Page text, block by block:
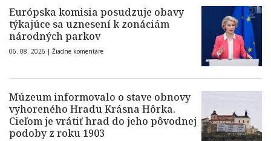
Európska komisia posudzuje obavy
týkajúce sa uznesení k zonáciám
národných parkov
06. 08. 2026 | Žiadne komentáre
Múzeum informovalo o stave obnovy
vyhoreného Hradu Krásna Hôrka.
Cieľom je vrátiť hrad do jeho pôvodnej
podoby z roku 1903